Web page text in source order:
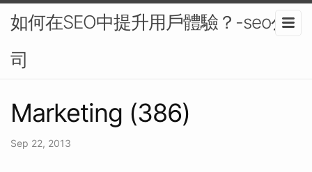
如何在SEO中提升用戶體驗？-seo公
司
Marketing (386)
Sep 22, 2013